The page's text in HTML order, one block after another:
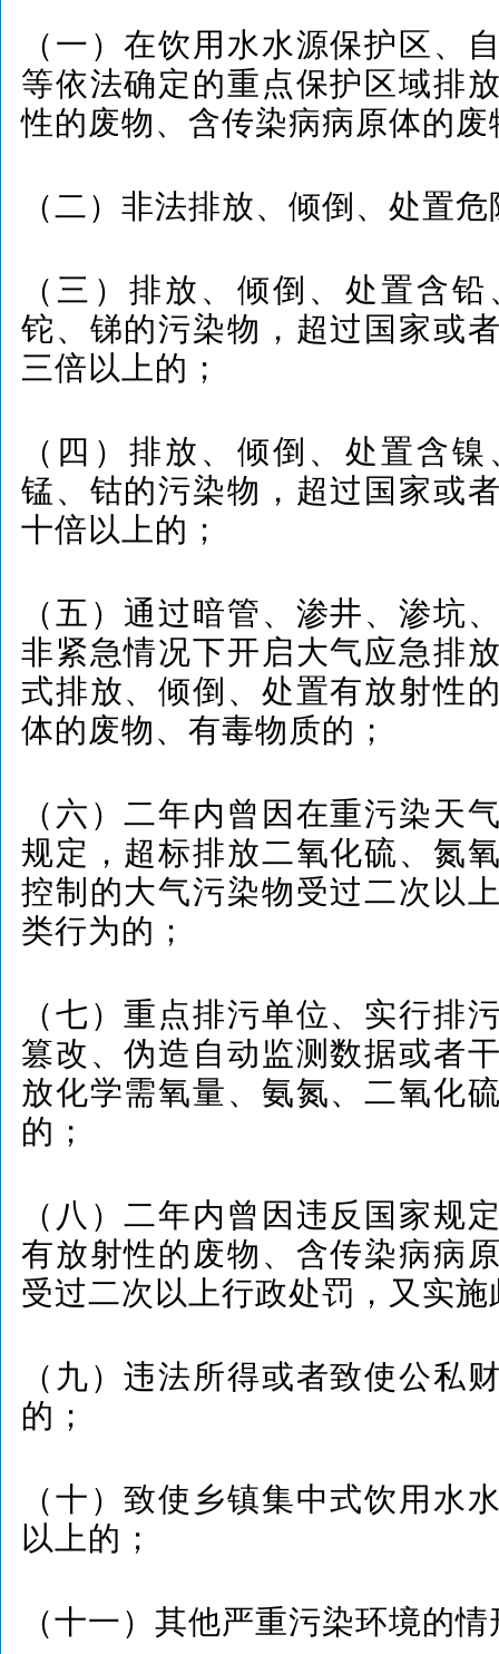
（一）在饮用水水源保护区、
等依法确定的重点保护区域排
性的废物、含传染病病原体的
（二）非法排放、倾倒、处置
（三）排放、倾倒、处置含
铊、锑的污染物，超过国家或
三倍以上的；
（四）排放、倾倒、处置含
锰、钴的污染物，超过国家或
十倍以上的；
（五）通过暗管、渗井、渗坑
非紧急情况下开启大气应急排
式排放、倾倒、处置有放射性
体的废物、有毒物质的；
（六）二年内曾因在重污染天
规定，超标排放二氧化硫、氮
控制的大气污染物受过二次以
类行为的；
（七）重点排污单位、实行排
篡改、伪造自动监测数据或者
放化学需氧量、氨氮、二氧化
的；
（八）二年内曾因违反国家规
有放射性的废物、含传染病病
受过二次以上行政处罚，又实
（九）违法所得或者致使公私
的；
（十）致使乡镇集中式饮用水
以上的；
（十一）其他严重污染环境的